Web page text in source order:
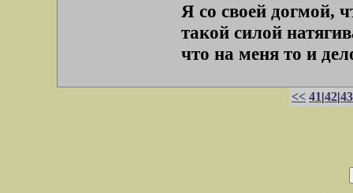
Я со своей догмой,
такой силой
что на меня то и
<< 41|42|43